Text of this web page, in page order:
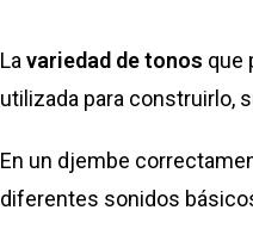
La variedad de tonos que
utilizada para construirlo,
En un djembe
diferentes sonidos